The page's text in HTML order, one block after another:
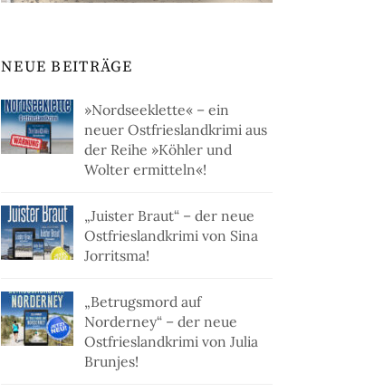
NEUE BEITRÄGE
»Nordseeklette« – ein
neuer Ostfrieslandkrimi aus
der Reihe »Köhler und
Wolter ermitteln«!
„Juister Braut“ – der neue
Ostfrieslandkrimi von Sina
Jorritsma!
„Betrugsmord auf
Norderney“ – der neue
Ostfrieslandkrimi von Julia
Brunjes!